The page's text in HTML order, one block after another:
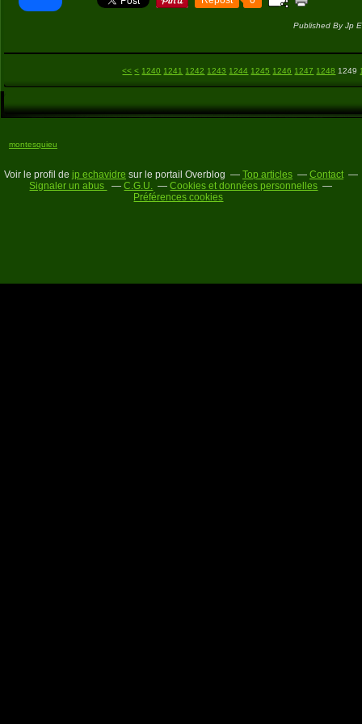
Published By Jp
<< < 1200
1210
1220
1230
1240 1241 1242 1243 1244 1245 1246 1247 1248 1249
montesquieu
Voir le profil de jp echavidre sur le portail Overblog Top articles
Contact
Signaler un abus
C.G.U.
Cookies et données personnelles
Préférences cookies